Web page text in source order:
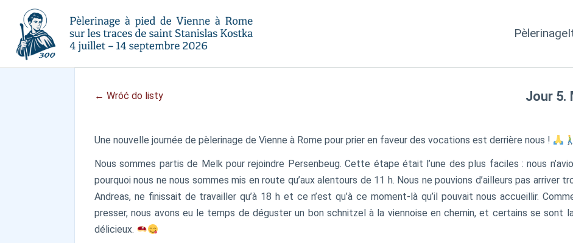
Pèlerinage
← Wróć do listy Jour 5.
Une nouvelle journée de pèlerinage de Vienne à Rome pour prier en faveur des vocations est derrière nous !
Nous sommes partis de Melk pour rejoindre Persenbeug. Cette étape était l’une des plus faciles : nous
pourquoi nous ne nous sommes mis en route qu’aux alentours de 11 h. Nous ne pouvions d’ailleurs pas
Andreas, ne finissait de travailler qu’à 18 h et ce n’est qu’à ce moment-là qu’il pouvait nous accueillir.
presser, nous avons eu le temps de déguster un bon schnitzel à la viennoise en chemin, et certains se sont
délicieux.